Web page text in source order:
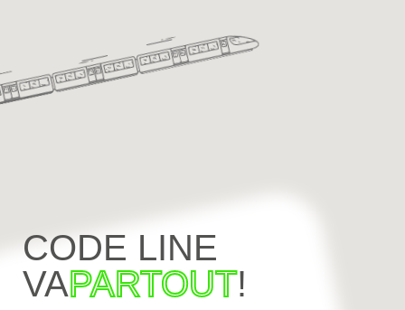
CODE LINE
VAPARTOUT!